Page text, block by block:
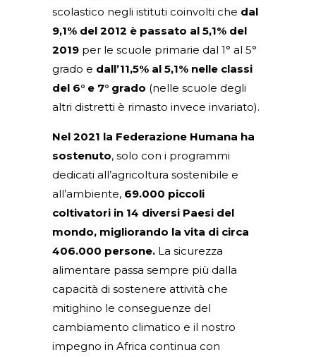
scolastico negli istituti coinvolti che dal
9,1% del 2012 è passato al 5,1% del
2019 per le scuole primarie dal 1° al 5°
grado e dall’11,5% al 5,1% nelle classi
del 6° e 7° grado (nelle scuole degli
altri distretti è rimasto invece invariato).
Nel 2021 la Federazione Humana ha
sostenuto, solo con i programmi
dedicati all’agricoltura sostenibile e
all’ambiente, 69.000 piccoli
coltivatori in 14 diversi Paesi del
mondo, migliorando la vita di circa
406.000 persone. La sicurezza
alimentare passa sempre più dalla
capacità di sostenere attività che
mitighino le conseguenze del
cambiamento climatico e il nostro
impegno in Africa continua con